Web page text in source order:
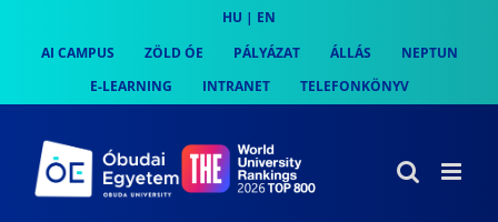
content
HU | EN
AI CAMPUS
ZÖLD ÓE PÁLYÁZAT ÁLLÁS
NEPTUN
E-LEARNING
INTRANET TELEFONKÖNYV